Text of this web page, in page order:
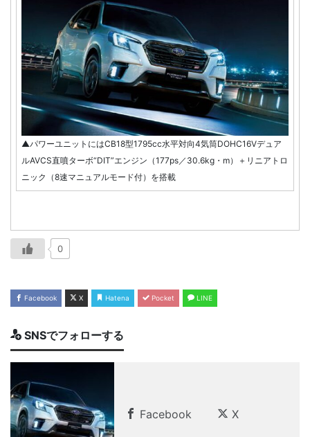
▲パワーユニットにはCB18型1795cc水平対向4気筒DOHC16Vデュア
ルAVCS直噴ターボ“DIT”エンジン（177ps／30.6kg・m）＋リニアトロ
ニック（8速マニュアルモード付）を搭載
0
Facebook X Hatena Pocket LINE
SNSでフォローする
Facebook X